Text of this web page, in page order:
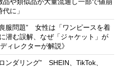
に」
服問題” 女性は「ワンピースを着
潜む誤解、なぜ「ジャケット」が
ィレクターが解説》
ンダリング” SHEIN、TikTok、